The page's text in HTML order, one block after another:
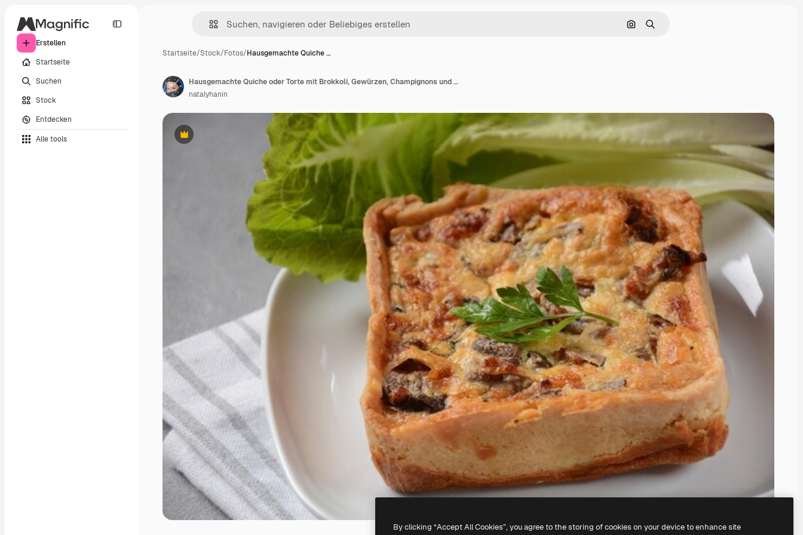
Erstellen
Startseite
Suchen
Stock
Entdecken
Alle tools
Nach Bild suchen
Suchen
Startseite/Stock/Fotos/Hausgemachte Quiche …
Premium
Hausgemachte Quiche oder Torte mit Brokkoli, Gewürzen, Champignons und Käse auf grauem Hintergrund.
natalyhanin
By clicking “Accept All Cookies”, you agree to the storing of cookies on your device to enhance site